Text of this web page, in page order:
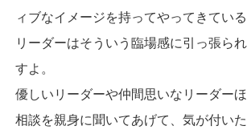
ィブなイメージを持ってやってきている
リーダーはそういう臨場感に引っ張ら
すよ。
優しいリーダーや仲間思いなリーダー
相談を親身に聞いてあげて、気が付い